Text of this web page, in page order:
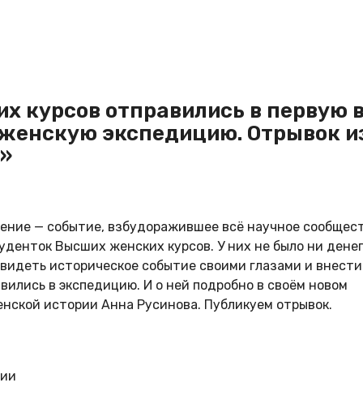
курсов отправились в первую
экспедицию. Отрывок
— событие, взбудоражившее всё научное
Высших женских курсов. У них не было ни
историческое событие своими глазами и внести
в экспедицию. И о ней подробно в своём новом
истории Анна Русинова. Публикуем отрывок.